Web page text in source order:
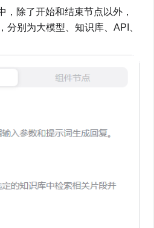
分别为大模型、知识库、API、